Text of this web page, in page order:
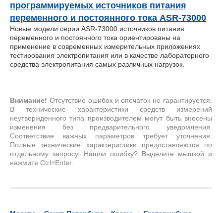
программируемых источников питания
переменного и постоянного тока ASR-73000
Новые модели серии ASR-73000 источников питания
переменного и постоянного тока ориентированы на
применение в современных измерительных приложениях
тестирования электропитания или в качестве лабораторного
средства электропитания самых различных нагрузок.
Внимание! Отсутствие ошибок и опечаток не гарантируется.
В технические характеристики средств измерений
неутвержденного типа производителем могут быть внесены
изменения без предварительного уведомления.
Соответствие важных параметров требует уточнения.
Полные технические характеристики предоставляются по
отдельному запросу. Нашли ошибку? Выделите мышкой и
нажмите Ctrl+Enter.